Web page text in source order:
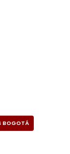
BOGOTÁ